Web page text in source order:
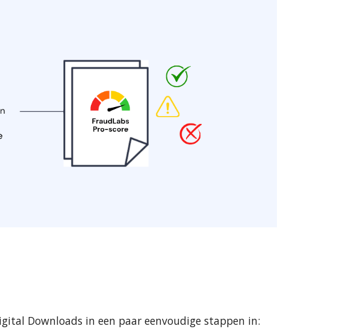
Downloads in een paar eenvoudige stappen in: